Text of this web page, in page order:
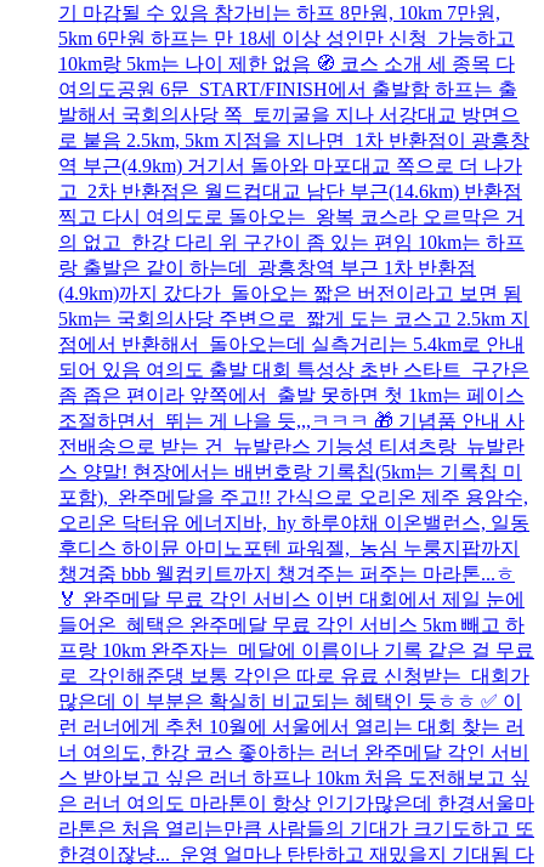
기 마감될 수 있음 참가비는 하프 8만원, 10km 7만원,
5km 6만원 하프는 만 18세 이상 성인만 신청 가능하고
10km랑 5km는 나이 제한 없음 🧭 코스 소개 세 종목 다
여의도공원 6문 START/FINISH에서 출발함 하프는 출
발해서 국회의사당 쪽 토끼굴을 지나 서강대교 방면으
로 붙음 2.5km, 5km 지점을 지나면 1차 반환점이 광흥창
역 부근(4.9km) 거기서 돌아와 마포대교 쪽으로 더 나가
고 2차 반환점은 월드컵대교 남단 부근(14.6km) 반환점
찍고 다시 여의도로 돌아오는 왕복 코스라 오르막은 거
의 없고 한강 다리 위 구간이 좀 있는 편임 10km는 하프
랑 출발은 같이 하는데 광흥창역 부근 1차 반환점
(4.9km)까지 갔다가 돌아오는 짧은 버전이라고 보면 됨
5km는 국회의사당 주변으로 짧게 도는 코스고 2.5km 지
점에서 반환해서 돌아오는데 실측거리는 5.4km로 안내
되어 있음 여의도 출발 대회 특성상 초반 스타트 구간은
좀 좁은 편이라 앞쪽에서 출발 못하면 첫 1km는 페이스
조절하면서 뛰는 게 나을 듯,,,ㅋㅋㅋ 🎁 기념품 안내 사
전배송으로 받는 건 뉴발란스 기능성 티셔츠랑 뉴발란
스 양말! 현장에서는 배번호랑 기록칩(5km는 기록칩 미
포함), 완주메달을 주고!! 간식으로 오리온 제주 용암수,
오리온 닥터유 에너지바, hy 하루야채 이온밸런스, 일동
후디스 하이뮨 아미노포텐 파워젤, 농심 누룽지팝까지
챙겨줌 bbb 웰컴키트까지 챙겨주는 퍼주는 마라톤...ㅎ
🏅 완주메달 무료 각인 서비스 이번 대회에서 제일 눈에
들어온 혜택은 완주메달 무료 각인 서비스 5km 빼고 하
프랑 10km 완주자는 메달에 이름이나 기록 같은 걸 무료
로 각인해준댕 보통 각인은 따로 유료 신청받는 대회가
많은데 이 부분은 확실히 비교되는 혜택인 듯ㅎㅎ ✅ 이
런 러너에게 추천 10월에 서울에서 열리는 대회 찾는 러
너 여의도, 한강 코스 좋아하는 러너 완주메달 각인 서비
스 받아보고 싶은 러너 하프나 10km 처음 도전해보고 싶
은 러너 여의도 마라톤이 항상 인기가많은데 한경서울마
라톤은 처음 열리는만큼 사람들의 기대가 크기도하고 또
한경이잖냥... 운영 얼마나 탄탄하고 재밌을지 기대됨 다